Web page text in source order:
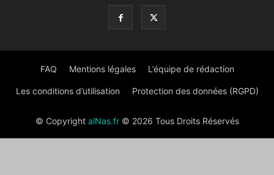
FAQ Mentions légales L’équipe de rédaction
Les conditions d’utilisation Protection des données (RGPD)
© Copyright alNas.fr© 2026 Tous Droits Réservés